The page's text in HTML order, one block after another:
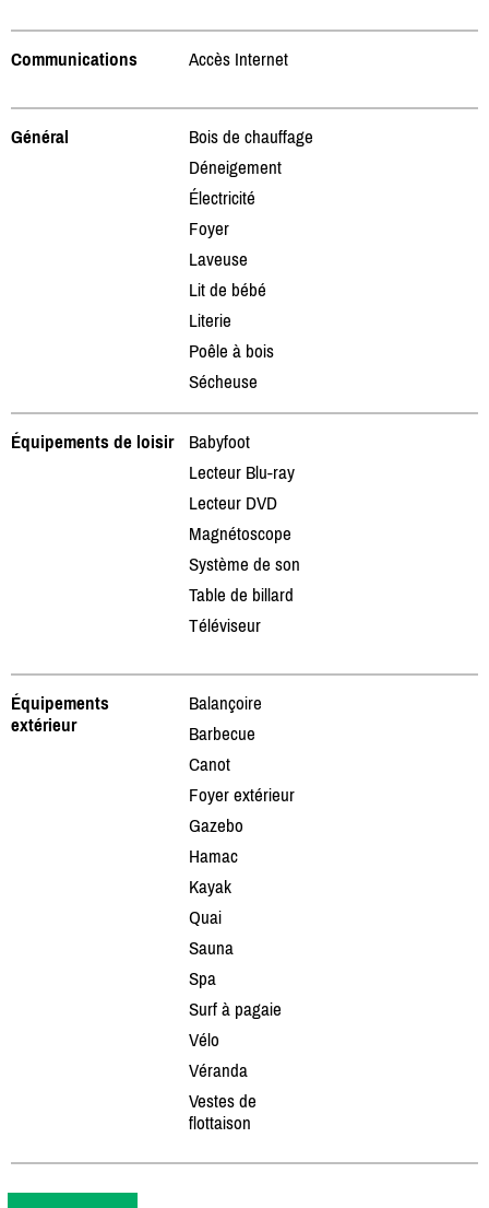
Communications Accès Internet
Général
Bois de chauffage
Déneigement
Électricité
Foyer
Laveuse
Lit de bébé
Literie
Poêle à bois
Sécheuse
Équipements de loisir
Babyfoot
Lecteur Blu-ray
Lecteur DVD
Magnétoscope
Système de son
Table de billard
Téléviseur
Équipements
extérieur
Balançoire
Barbecue
Canot
Foyer extérieur
Gazebo
Hamac
Kayak
Quai
Sauna
Spa
Surf à pagaie
Vélo
Véranda
Vestes de
flottaison